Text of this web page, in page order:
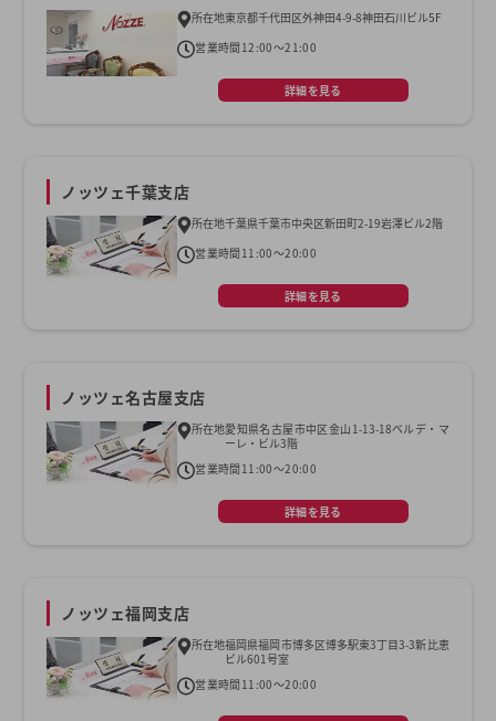
所在地東京都千代田区外神田4-9-8神田石川ビル5F
営業時間 12:00～21:00
詳細を見る
ノッツェ千葉支店
所在地千葉県千葉市中央区新田町2-19岩澤ビル2階
営業時間 11:00～20:00
詳細を見る
ノッツェ名古屋支店
所在地愛知県名古屋市中区金山1-13-18ベルデ・マ
ーレ・ビル3階
営業時間 11:00～20:00
詳細を見る
ノッツェ福岡支店
所在地福岡県福岡市博多区博多駅東3丁目3-3新比恵
ビル601号室
営業時間 11:00～20:00